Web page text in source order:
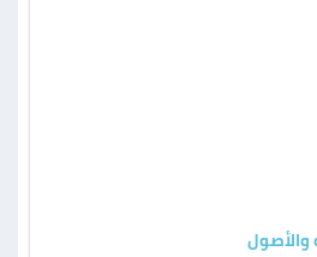
والأصول